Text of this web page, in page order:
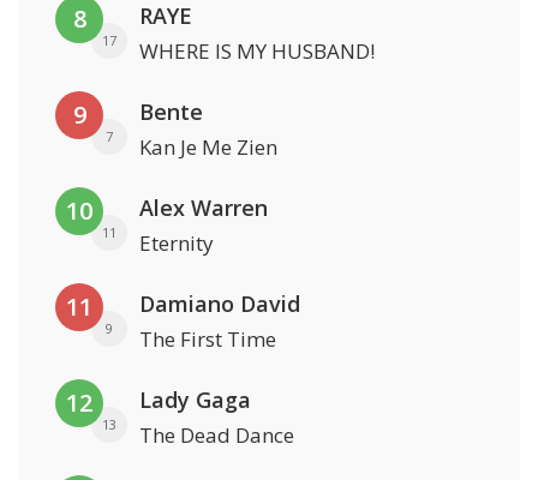
8
17
RAYE
WHERE IS MY HUSBAND!
9
7
Bente
Kan Je Me Zien
10
11
Alex Warren
Eternity
11
9
Damiano David
The First Time
12
13
Lady Gaga
The Dead Dance